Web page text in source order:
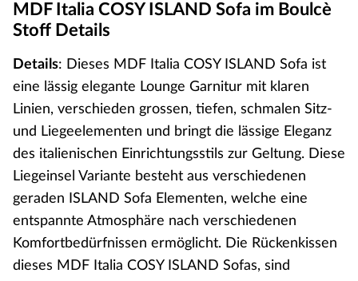
MDF Italia COSY ISLAND Sofa im Boulcè
Stoff Details
Details: Dieses MDF Italia COSY ISLAND Sofa ist
eine lässig elegante Lounge Garnitur mit klaren
Linien, verschieden grossen, tiefen, schmalen Sitz-
und Liegeelementen und bringt die lässige Eleganz
des italienischen Einrichtungsstils zur Geltung. Diese
Liegeinsel Variante besteht aus verschiedenen
geraden ISLAND Sofa Elementen, welche eine
entspannte Atmosphäre nach verschiedenen
Komfortbedürfnissen ermöglicht. Die Rückenkissen
dieses MDF Italia COSY ISLAND Sofas, sind